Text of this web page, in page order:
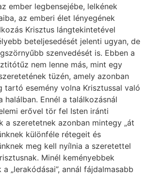
ember legbensejébe, lelkének
az emberi élet lényegének
Krisztus lángtekintetével
beteljesedését jelenti ugyan, de
szenvedését is. Ebben a
nem lenne más, mint egy
tüzén, amely azonban
tartó esemény volna Krisztussal való
halálban. Ennél a találkozásnál
erővel tör fel Isten iránti
a szeretetnek azonban mintegy „át
különféle rétegeit és
meg kell nyílnia a szeretettel
Minél keményebbek
„lerakódásai”, annál fájdalmasabb